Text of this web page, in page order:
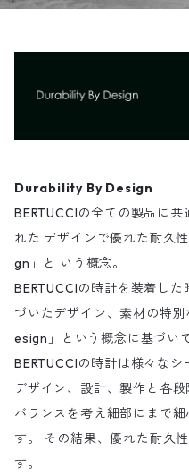
Durability By Design
BERTUCCIの全ての製品に
れた デザインで優れた耐久
gn」と いう概念。
BERTUCCIの時計を装着し
づいたデザイン、素材の特
esign」という概念に基づい
BERTUCCIの時計は様々なシ
デザイン、設計、製作と各
バランスを考え細部にまで
す。 その結果、優れた耐久
す。